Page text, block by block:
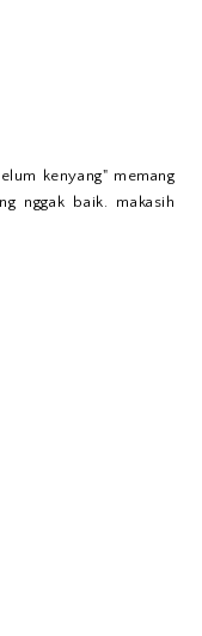
kenyang" memang
nggak baik. makasih